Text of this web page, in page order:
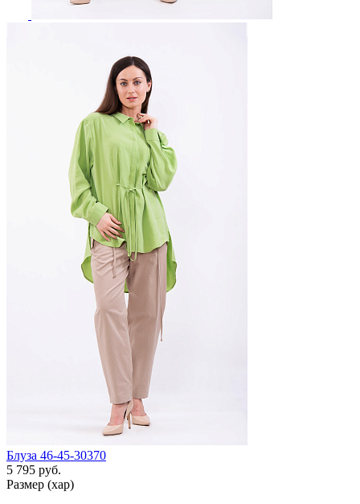
Блуза 46-45-30370
5 795 руб.
Размер (хар)